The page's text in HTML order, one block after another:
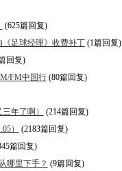
(625篇回复)
足球经理》收费补丁(1篇回复)
回复)
FM中国行(80篇回复)
年了啊）
(214篇回复)
）
(2183篇回复)
篇回复)
哪里下手？ (9篇回复)